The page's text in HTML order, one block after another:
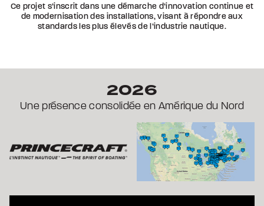
Ce projet s’inscrit dans une démarche d’innovation continue et
de modernisation des installations, visant à répondre aux
standards les plus élevés de l’industrie nautique.
2026
Une présence consolidée en Amérique du Nord